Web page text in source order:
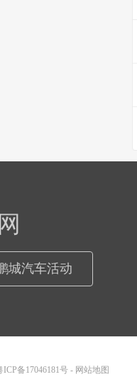
城汽车活动
ICP备17046181号 - 网站地图